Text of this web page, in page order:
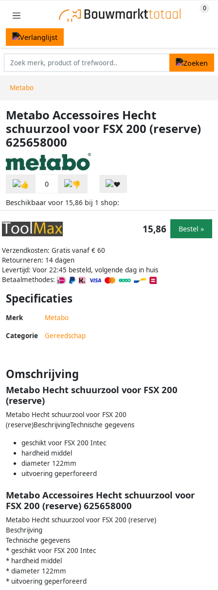
Metabo
Metabo Accessoires Hecht
schuurzool voor FSX 200 (reserve)
625658000
0
Beschikbaar voor 15,86 bij 1 shop:
Verzendkosten: Gratis vanaf € 60
Retourneren: 14 dagen
Levertijd: Voor 22:45 besteld, volgende dag in huis
Betaalmethodes:
15,86 Bestel »
Specificaties
Merk Metabo
Categorie Gereedschap
Omschrijving
Metabo Hecht schuurzool voor FSX 200
(reserve)
Metabo Hecht schuurzool voor FSX 200
(reserve)BeschrijvingTechnische gegevens
geschikt voor FSX 200 Intec
hardheid middel
diameter 122mm
uitvoering geperforeerd
Metabo Accessoires Hecht schuurzool voor
FSX 200 (reserve) 625658000
Metabo Hecht schuurzool voor FSX 200 (reserve)
Beschrijving
Technische gegevens
* geschikt voor FSX 200 Intec
* hardheid middel
* diameter 122mm
* uitvoering geperforeerd